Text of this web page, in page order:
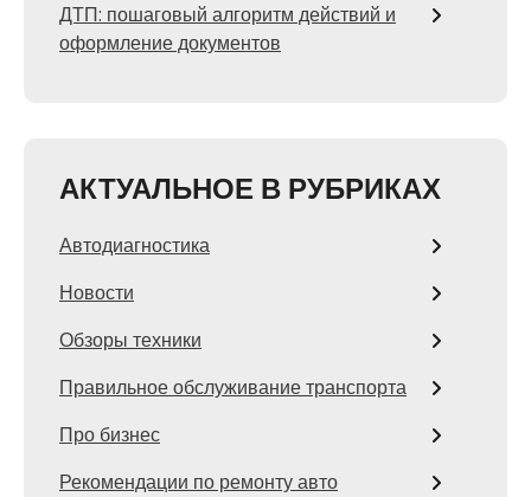
ДТП: пошаговый алгоритм действий и
оформление документов
АКТУАЛЬНОЕ В РУБРИКАХ
Автодиагностика
Новости
Обзоры техники
Правильное обслуживание транспорта
Про бизнес
Рекомендации по ремонту авто